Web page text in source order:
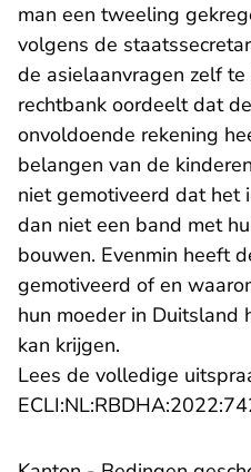
man een tweeling
volgens de
de asielaanvragen zelf
rechtbank oordeelt dat
onvoldoende rekening
belangen van de
niet gemotiveerd dat het
dan niet een band met
bouwen. Evenmin heeft
gemotiveerd of en
hun moeder in Duitsland
kan krijgen.
Lees de volledige